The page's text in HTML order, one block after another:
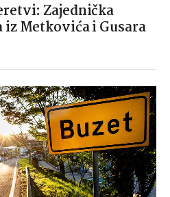
Zajednička
iz Metkovića i Gusara